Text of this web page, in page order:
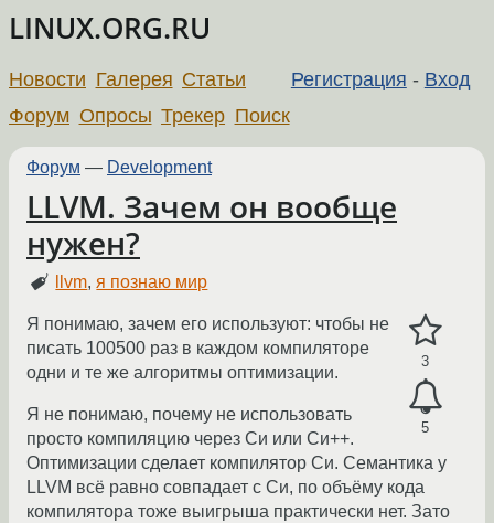
LINUX.ORG.RU
Регистрация - Вход
Новости Галерея Статьи
Форум Опросы Трекер Поиск
Форум — Development
LLVM. Зачем он вообще
нужен?
llvm,я познаю мир
3
5
Я понимаю, зачем его используют: чтобы не
писать 100500 раз в каждом компиляторе
одни и те же алгоритмы оптимизации.
Я не понимаю, почему не использовать
просто компиляцию через Си или Си++.
Оптимизации сделает компилятор Си. Семантика у
LLVM всё равно совпадает с Си, по объёму кода
компилятора тоже выигрыша практически нет. Зато